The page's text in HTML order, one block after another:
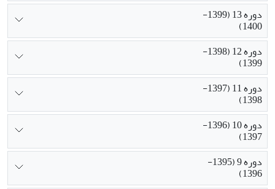
دوره 13 (1399-
1400)
دوره 12 (1398-
1399)
دوره 11 (1397-
1398)
دوره 10 (1396-
1397)
دوره 9 (1395-
1396)